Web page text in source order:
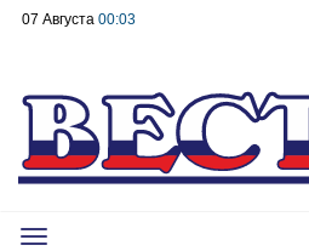
07 Августа 00:03
Toggle